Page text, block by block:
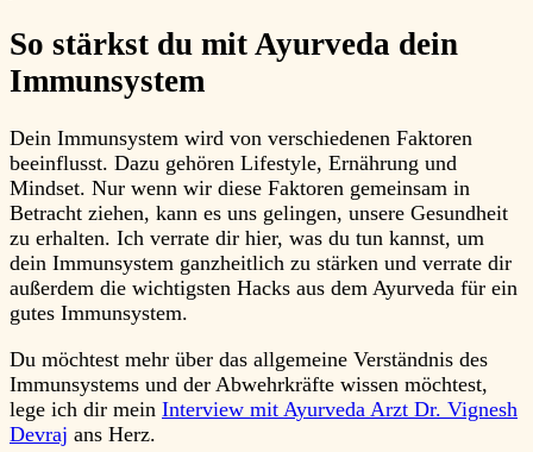
So stärkst du mit Ayurveda dein
Immunsystem
Dein Immunsystem wird von verschiedenen Faktoren
beeinflusst. Dazu gehören Lifestyle, Ernährung und
Mindset. Nur wenn wir diese Faktoren gemeinsam in
Betracht ziehen, kann es uns gelingen, unsere Gesundheit
zu erhalten. Ich verrate dir hier, was du tun kannst, um
dein Immunsystem ganzheitlich zu stärken und verrate dir
außerdem die wichtigsten Hacks aus dem Ayurveda für ein
gutes Immunsystem.
Du möchtest mehr über das allgemeine Verständnis des
Immunsystems und der Abwehrkräfte wissen möchtest,
lege ich dir mein Interview mit Ayurveda Arzt Dr. Vignesh
Devraj ans Herz.